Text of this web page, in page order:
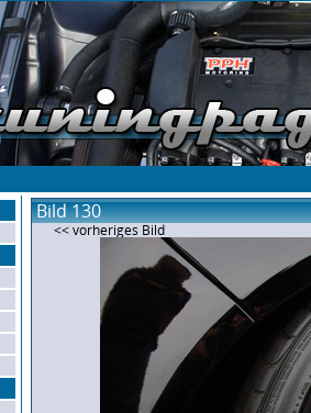
Bild 130
<< vorheriges Bild